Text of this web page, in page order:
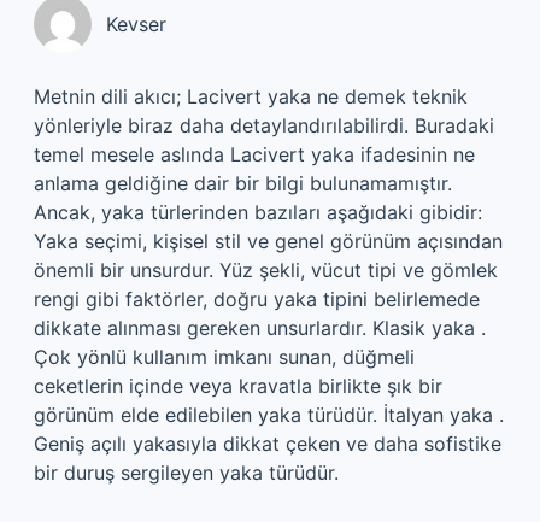
Kevser
Metnin dili akıcı; Lacivert yaka ne demek teknik
yönleriyle biraz daha detaylandırılabilirdi. Buradaki
temel mesele aslında Lacivert yaka ifadesinin ne
anlama geldiğine dair bir bilgi bulunamamıştır.
Ancak, yaka türlerinden bazıları aşağıdaki gibidir:
Yaka seçimi, kişisel stil ve genel görünüm açısından
önemli bir unsurdur. Yüz şekli, vücut tipi ve gömlek
rengi gibi faktörler, doğru yaka tipini belirlemede
dikkate alınması gereken unsurlardır. Klasik yaka .
Çok yönlü kullanım imkanı sunan, düğmeli
ceketlerin içinde veya kravatla birlikte şık bir
görünüm elde edilebilen yaka türüdür. İtalyan yaka .
Geniş açılı yakasıyla dikkat çeken ve daha sofistike
bir duruş sergileyen yaka türüdür.